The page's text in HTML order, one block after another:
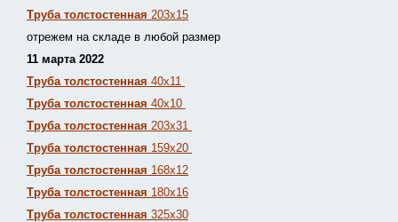
Труба толстостенная 203х15
отрежем на складе в любой размер
11 марта 2022
Труба толстостенная 40х11
Труба толстостенная 40х10
Труба толстостенная 203х31
Труба толстостенная 159х20
Труба толстостенная 168х12
Труба толстостенная 180х16
Труба толстостенная 325х30